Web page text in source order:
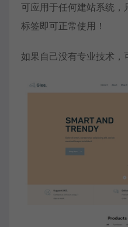
可应用于任何建站系统
标签即可正常使用！
如果自己没有专业技术，